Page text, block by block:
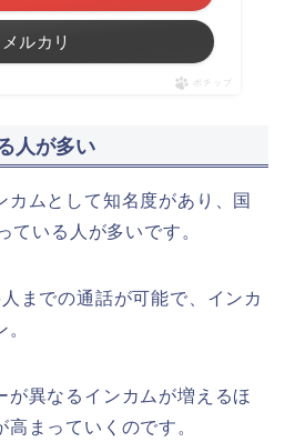
メルカリ
ポチップ
人が多い
カムとして知名度があり、国
ている人が多いです。
までの通話が可能で、インカ
が異なるインカムが増えるほ
まっていくのです。